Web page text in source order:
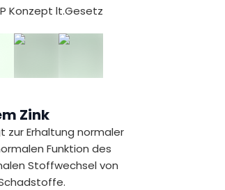
Konzept lt.Gesetz
Zink
zur Erhaltung normaler
Funktion des
Stoffwechsel von